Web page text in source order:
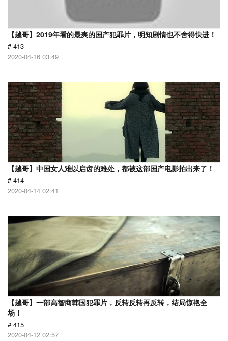
【越哥】2019年看的最爽的国产犯罪片，明知剧情也不舍得快进！
# 413
2020-04-16 03:49
【越哥】中国女人难以启齿的难处，都被这部国产电影拍出来了！
# 414
2020-04-14 02:41
【越哥】一部高智商韩国犯罪片，反转反转再反转，结局惊艳全
场！
# 415
2020-04-12 02:57